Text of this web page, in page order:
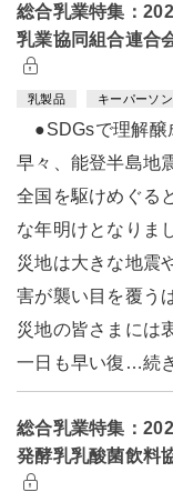
総合乳業特集：
乳業協同組合連合
乳製品 キーパーソン
●SDGsで理解
早々、能登半島地
全国を駆けめぐる
な年明けとなりま
災地は大きな地震
害が襲い目を覆う
災地の皆さまには
一日も早い復…続
総合乳業特集：
発酵乳乳酸菌飲料